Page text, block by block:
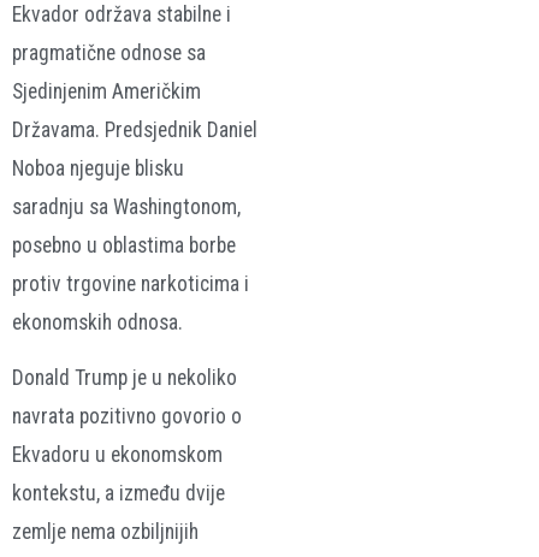
Ekvador održava stabilne i
pragmatične odnose sa
Sjedinjenim Američkim
Državama. Predsjednik Daniel
Noboa njeguje blisku
saradnju sa Washingtonom,
posebno u oblastima borbe
protiv trgovine narkoticima i
ekonomskih odnosa.
Donald Trump je u nekoliko
navrata pozitivno govorio o
Ekvadoru u ekonomskom
kontekstu, a između dvije
zemlje nema ozbiljnijih